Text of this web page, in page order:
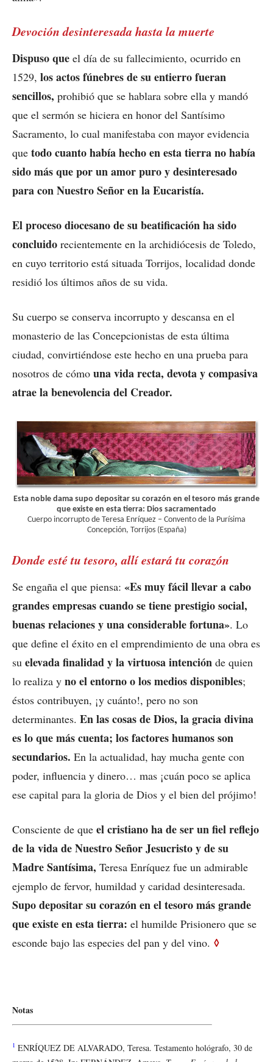
Devoción desinteresada hasta la muerte
Dispuso que el día de su fallecimiento, ocurrido en
1529, los actos fúnebres de su entierro fueran
sencillos, prohibió que se hablara sobre ella y mandó
que el sermón se hiciera en honor del Santísimo
Sacramento, lo cual manifestaba con mayor evidencia
que todo cuanto había hecho en esta tierra no había
sido más que por un amor puro y desinteresado
para con Nuestro Señor en la Eucaristía.
El proceso diocesano de su beatificación ha sido
concluido recientemente en la archidiócesis de Toledo,
en cuyo territorio está situada Torrijos, localidad donde
residió los últimos años de su vida.
Su cuerpo se conserva incorrupto y descansa en el
monasterio de las Concepcionistas de esta última
ciudad, convirtiéndose este hecho en una prueba para
nosotros de cómo una vida recta, devota y compasiva
atrae la benevolencia del Creador.
Esta noble dama supo depositar su corazón en el tesoro más grande
que existe en esta tierra: Dios sacramentado
Cuerpo incorrupto de Teresa Enríquez – Convento de la Purísima
Concepción, Torrijos (España)
Donde esté tu tesoro, allí estará tu corazón
Se engaña el que piensa: «Es muy fácil llevar a cabo
grandes empresas cuando se tiene prestigio social,
buenas relaciones y una considerable fortuna». Lo
que define el éxito en el emprendimiento de una obra es
su elevada finalidad y la virtuosa intención de quien
lo realiza y no el entorno o los medios disponibles;
éstos contribuyen, ¡y cuánto!, pero no son
determinantes. En las cosas de Dios, la gracia divina
es lo que más cuenta; los factores humanos son
secundarios. En la actualidad, hay mucha gente con
poder, influencia y dinero… mas ¡cuán poco se aplica
ese capital para la gloria de Dios y el bien del prójimo!
Consciente de que el cristiano ha de ser un fiel reflejo
de la vida de Nuestro Señor Jesucristo y de su
Madre Santísima, Teresa Enríquez fue un admirable
ejemplo de fervor, humildad y caridad desinteresada.
Supo depositar su corazón en el tesoro más grande
que existe en esta tierra: el humilde Prisionero que se
esconde bajo las especies del pan y del vino. ◊
Notas
1 ENRÍQUEZ DE ALVARADO, Teresa. Testamento hológrafo, 30 de